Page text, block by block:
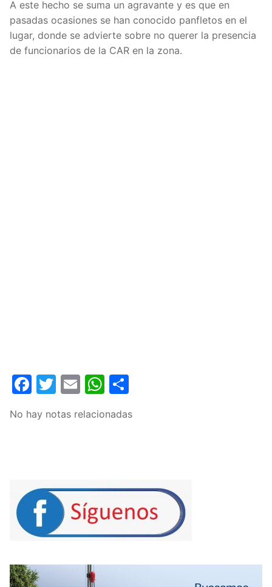
A este hecho se suma un agravante y es que en
pasadas ocasiones se han conocido panfletos en el
lugar, donde se advierte sobre no querer la presencia
de funcionarios de la CAR en la zona.
Facebook
Twitter
EmailWhatsApp
No hay notas relacionadas